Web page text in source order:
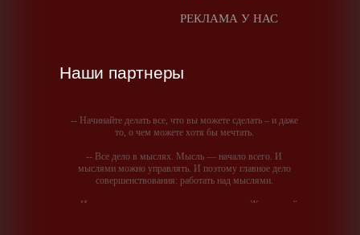
РЕКЛАМА У НАС
Наши партнеры
-- Начинайте делать все, что вы можете сделать – и даже
то, о чем можете хотя бы мечтать.
-- Все дело в мыслях. Мысль — начало всего. И
мыслями можно управлять. И поэтому главное дело
совершенствования: работать над мыслями.
-- Идите уверенно по направлению к мечте. Живите той